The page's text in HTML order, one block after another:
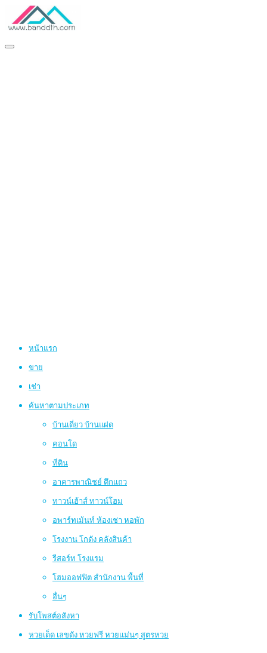
หน้าแรก
ขาย
เช่า
ค้นหาตามประเภท
บ้านเดี่ยว บ้านแฝด
คอนโด
ที่ดิน
อาคารพาณิชย์ ตึกแถว
ทาวน์เฮ้าส์ ทาวน์โฮม
อพาร์ทเม้นท์ ห้องเช่า หอพัก
โรงงาน โกดัง คลังสินค้า
รีสอร์ท โรงแรม
โฮมออฟฟิต สำนักงาน พื้นที่
อื่นๆ
รับโพสต์อสังหา
หวยเด็ด เลขดัง หวยฟรี หวยแม่นๆ สูตรหวย